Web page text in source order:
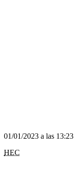
01/01/2023 a las 13:23
HEC